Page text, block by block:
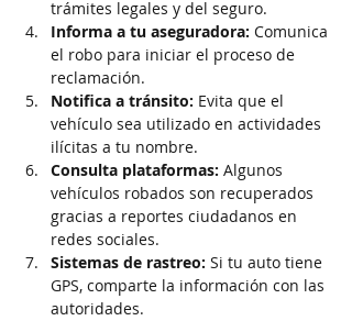
trámites legales y del seguro.
Informa a tu aseguradora: Comunica
el robo para iniciar el proceso de
reclamación.
Notifica a tránsito: Evita que el
vehículo sea utilizado en actividades
ilícitas a tu nombre.
Consulta plataformas: Algunos
vehículos robados son recuperados
gracias a reportes ciudadanos en
redes sociales.
Sistemas de rastreo: Si tu auto tiene
GPS, comparte la información con las
autoridades.